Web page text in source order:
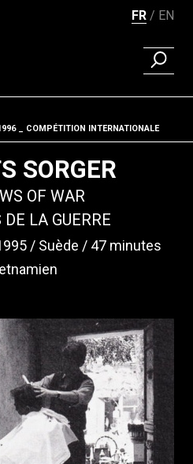
FR EN
Fil d'ariane
COMPÉTITION INTERNATIONALE
SORGER
OF WAR
LA GUERRE
Suède
47 minutes